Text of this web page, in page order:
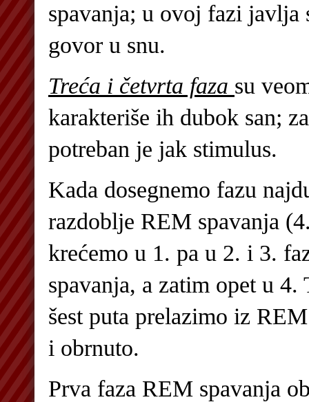
spavanja; u ovoj fazi javlja
govor u snu.
Treća i četvrta faza su
karakteriše ih dubok san;
potreban je jak stimulus.
Kada dosegnemo fazu
razdoblje REM spavanja
krećemo u 1. pa u 2. i 3.
spavanja, a zatim opet u
šest puta prelazimo iz
i obrnuto.
Prva faza REM spavanja